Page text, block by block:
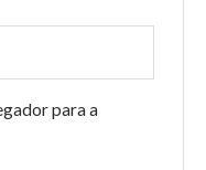
para a